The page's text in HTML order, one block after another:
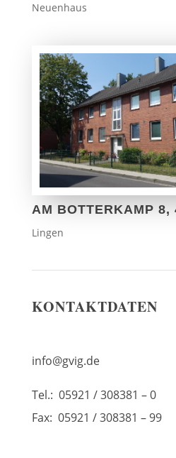
Neuenhaus
AM BOTTERKAMP 8,
Lingen
KONTAKTDATEN
info@gvig.de
Tel.: 05921 / 308381 – 0
Fax: 05921 / 308381 – 99